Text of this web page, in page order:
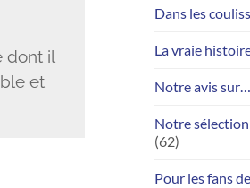
dont il
et
Dans les
La vraie
Notre avis sur…
Notre
(62)
Pour les fans